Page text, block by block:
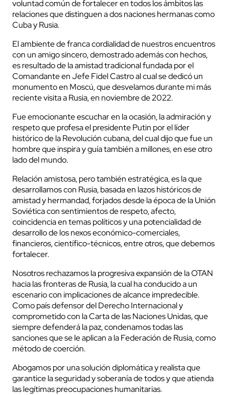
voluntad común de fortalecer en todos los ámbitos las
relaciones que distinguen a dos naciones hermanas como
Cuba y Rusia.
El ambiente de franca cordialidad de nuestros encuentros
con un amigo sincero, demostrado además con hechos,
es resultado de la amistad tradicional fundada por el
Comandante en Jefe Fidel Castro al cual se dedicó un
monumento en Moscú, que desvelamos durante mi más
reciente visita a Rusia, en noviembre de 2022.
Fue emocionante escuchar en la ocasión, la admiración y
respeto que profesa el presidente Putin por el líder
histórico de la Revolución cubana, del cual dijo que fue un
hombre que inspira y guía también a millones, en ese otro
lado del mundo.
Relación amistosa, pero también estratégica, es la que
desarrollamos con Rusia, basada en lazos históricos de
amistad y hermandad, forjados desde la época de la Unión
Soviética con sentimientos de respeto, afecto,
coincidencia en temas políticos y una potencialidad de
desarrollo de los nexos económico-comerciales,
financieros, científico-técnicos, entre otros, que debemos
fortalecer.
Nosotros rechazamos la progresiva expansión de la OTAN
hacia las fronteras de Rusia, la cual ha conducido a un
escenario con implicaciones de alcance impredecible.
Como país defensor del Derecho Internacional y
comprometido con la Carta de las Naciones Unidas, que
siempre defenderá la paz, condenamos todas las
sanciones que se le aplican a la Federación de Rusia, como
método de coerción.
Abogamos por una solución diplomática y realista que
garantice la seguridad y soberanía de todos y que atienda
las legítimas preocupaciones humanitarias.